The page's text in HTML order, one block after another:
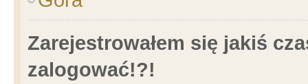
Zarejestrowałem się jakiś
zalogować!?!